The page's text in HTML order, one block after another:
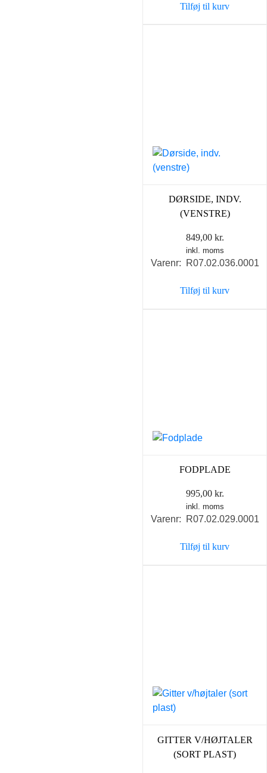
Tilføj til kurv
DØRSIDE, INDV.
(VENSTRE)
849,00 kr.
inkl. moms
Varenr: R07.02.036.0001
Tilføj til kurv
FODPLADE
995,00 kr.
inkl. moms
Varenr: R07.02.029.0001
Tilføj til kurv
GITTER V/HØJTALER
(SORT PLAST)